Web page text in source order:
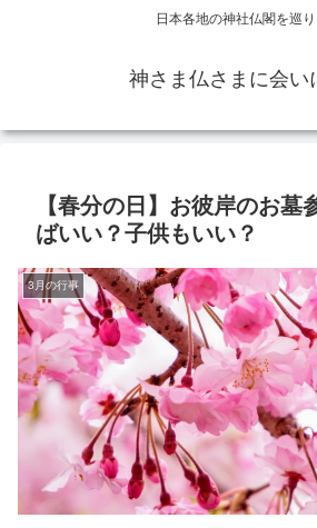
日本各地の神社仏閣を巡
神さま仏さまに会い
【春分の日】お彼岸のお墓
ばいい？子供もいい？
3月の行事